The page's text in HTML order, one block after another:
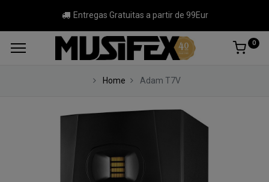
Entregas Gratuitas a partir de 99Eur
0
Home Adam T7V